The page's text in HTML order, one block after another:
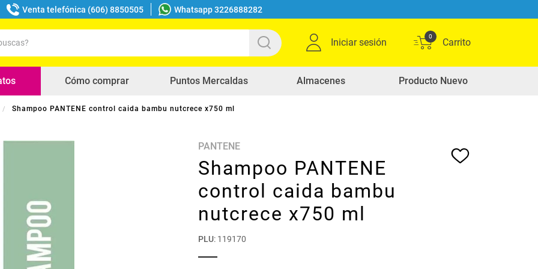
Venta telefónica (606) 8850505 Whatsapp 3226888282
Iniciar sesión
0
Cómo comprar Puntos Mercaldas Almacenes Producto Nuevo
Shampoo PANTENE control caida bambu nutcrece x750 ml
PANTENE
Shampoo PANTENE
control caida bambu
nutcrece x750 ml
PLU: 119170
buscados